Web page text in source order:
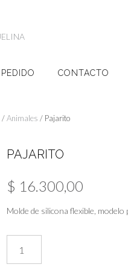
PEDIDO CONTACTO
/Animales / Pajarito
PAJARITO
$ 16.300,00
Molde de silicona flexible, modelo
cantidad